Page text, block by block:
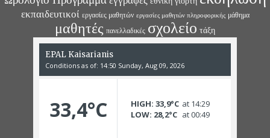
εκπαιδευτικοί εργασίες μαθητών εργασίες μαθητών πληροφορικής μάθημα
μαθητές πανελλαδικές σχολείο τάξη